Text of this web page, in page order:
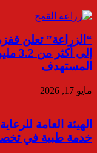
“الزراعة” تعلن
المستهدف
مايو 17, 2026
خدمة طبية في